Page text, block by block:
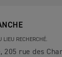
LIEU RECHERCHÉ.
205 rue des